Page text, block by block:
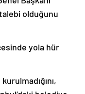
olduğunu
belediye